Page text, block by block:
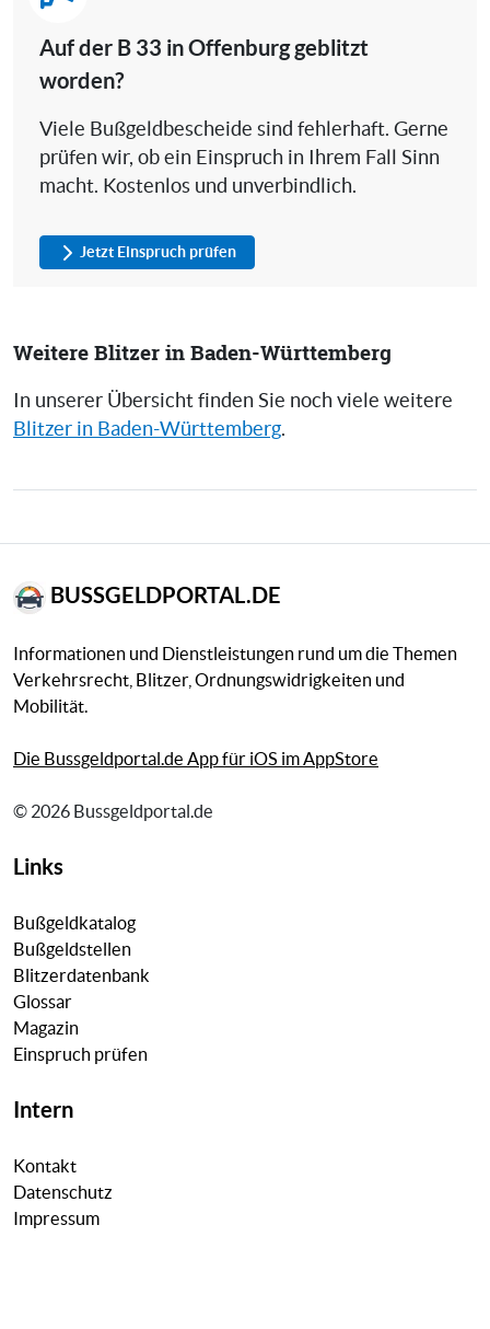
Auf der B 33 in Offenburg geblitzt
worden?
Viele Bußgeldbescheide sind fehlerhaft. Gerne
prüfen wir, ob ein Einspruch in Ihrem Fall Sinn
macht. Kostenlos und unverbindlich.
Jetzt Einspruch prüfen
Weitere Blitzer in Baden-Württemberg
In unserer Übersicht finden Sie noch viele weitere
Blitzer in Baden-Württemberg.
BUSSGELDPORTAL.DE
Informationen und Dienstleistungen rund um die Themen
Verkehrsrecht, Blitzer, Ordnungswidrigkeiten und
Mobilität.
Die Bussgeldportal.de App für iOS im AppStore
© 2026 Bussgeldportal.de
Links
Bußgeldkatalog
Bußgeldstellen
Blitzerdatenbank
Glossar
Magazin
Einspruch prüfen
Intern
Kontakt
Datenschutz
Impressum